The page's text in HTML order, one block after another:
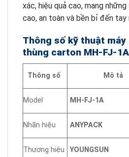
xác, hiệu quả cao, mang
cao, an toàn và bền bỉ đến tay
Thông số kỹ thuật máy
thùng carton MH-FJ-1A
Thông số Mô tả
Model MH-FJ-1A
Nhãn hiệu ANYPACK
Thương hiệu YOUNGSUN